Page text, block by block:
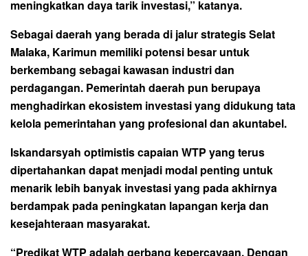
meningkatkan daya tarik investasi,” katanya.
Sebagai daerah yang berada di jalur strategis Selat
Malaka, Karimun memiliki potensi besar untuk
berkembang sebagai kawasan industri dan
perdagangan. Pemerintah daerah pun berupaya
menghadirkan ekosistem investasi yang didukung tata
kelola pemerintahan yang profesional dan akuntabel.
Iskandarsyah optimistis capaian WTP yang terus
dipertahankan dapat menjadi modal penting untuk
menarik lebih banyak investasi yang pada akhirnya
berdampak pada peningkatan lapangan kerja dan
kesejahteraan masyarakat.
“Predikat WTP adalah gerbang kepercayaan. Dengan